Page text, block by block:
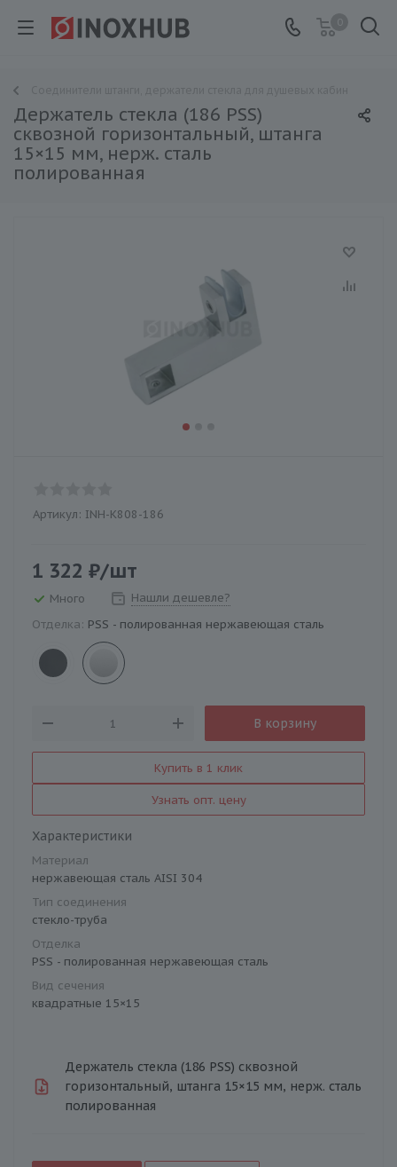
0
Держатель стекла (186 PSS)
сквозной горизонтальный, штанга
15×15 мм, нерж. сталь
полированная
Артикул: INH-K808-186
1 322 ₽/шт
Много
Нашли дешевле?
Отделка: PSS - полированная нержавеющая сталь
В корзину
Купить в 1 клик
Узнать опт. цену
Характеристики
Материал
нержавеющая сталь AISI 304
Тип соединения
стекло-труба
Отделка
PSS - полированная нержавеющая сталь
Вид сечения
квадратные 15×15
Держатель стекла (186 PSS) сквозной
горизонтальный, штанга 15×15 мм, нерж. сталь
полированная